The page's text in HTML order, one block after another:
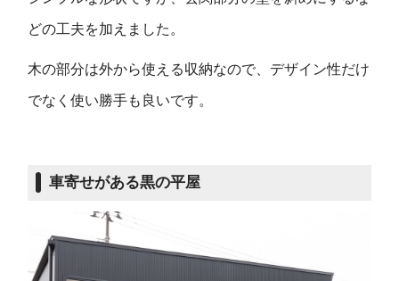
どの工夫を加えました。
木の部分は外から使える収納なので、デザイン性だけ
でなく使い勝手も良いです。
車寄せがある黒の平屋